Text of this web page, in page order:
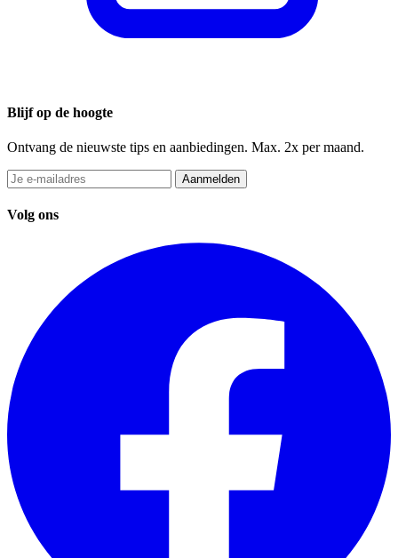
Blijf op de hoogte
Ontvang de nieuwste tips en aanbiedingen. Max. 2x per maand.
Aanmelden
Volg ons